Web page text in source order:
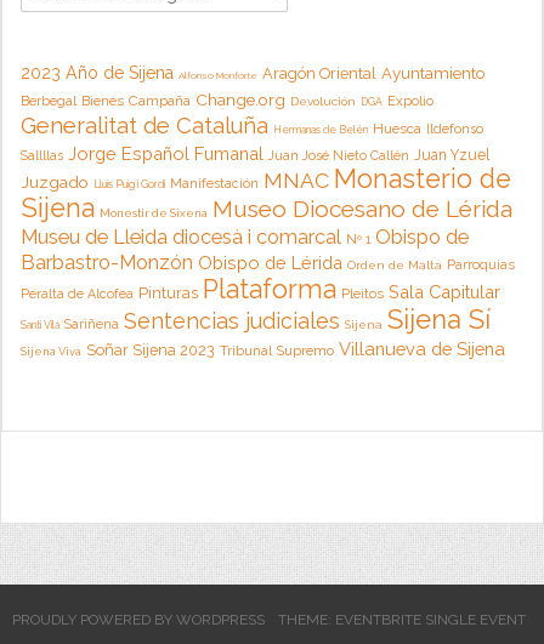
2023 Año de Sijena Alfonso Monforte Aragón Oriental Ayuntamiento
Berbegal Bienes Campaña Change.org Devolución DGA Expolio
Generalitat de Cataluña Hermanas de Belén Huesca Ildefonso
Sallllas Jorge Español Fumanal Juan José Nieto Callén Juan Yzuel
Juzgado Lluis Puig i Gordi Manifestación MNAC Monasterio de
Sijena Monestir de Sixena Museo Diocesano de Lérida
Museu de Lleida diocesà i comarcal Nº 1 Obispo de
Barbastro-Monzón Obispo de Lérida Orden de Malta Parroquias
Peralta de Alcofea Pinturas Plataforma Pleitos Sala Capitular
Santi Vila Sariñena Sentencias judiciales Sijena Sijena Sí
Sijena Viva Soñar Sijena 2023 Tribunal Supremo Villanueva de Sijena
PROUDLY POWERED BY WORDPRESS
THEME: EVENTBRITE SINGLE EVENT